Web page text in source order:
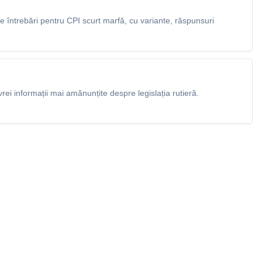
întrebări pentru CPI scurt marfă, cu variante, răspunsuri
informații mai amănunțite despre legislația rutieră.